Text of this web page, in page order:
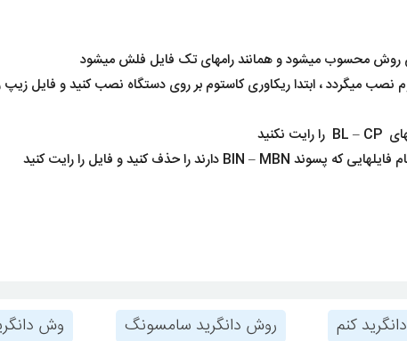
نصب میگردد ، ابتدا ریکاوری کاستوم بر روی دستگاه نصب کنید و فایل زیپ
کنم روش دانگرید سامسونگ وش